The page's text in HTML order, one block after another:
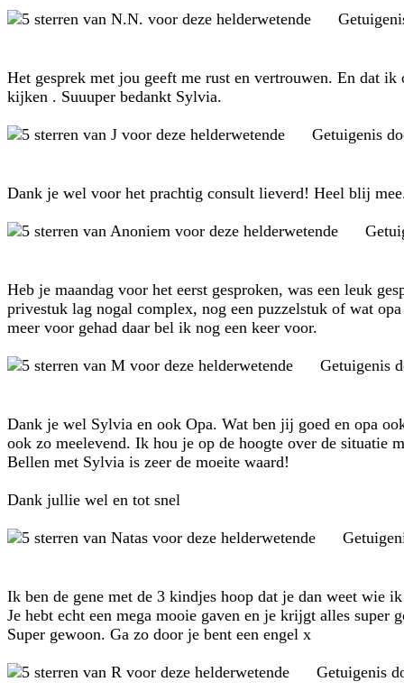
Het gesprek met jou geeft me rust en vertrouwen. En dat
kijken . Suuuper bedankt Sylvia.
Getuigenis
Dank je wel voor het prachtig consult lieverd! Heel blij
Heb je maandag voor het eerst gesproken, was een leuk
privestuk lag nogal complex, nog een puzzelstuk of wat
meer voor gehad daar bel ik nog een keer voor.
Getuigenis
Dank je wel Sylvia en ook Opa. Wat ben jij goed en opa
ook zo meelevend. Ik hou je op de hoogte over de situatie
Bellen met Sylvia is zeer de moeite waard!
Dank jullie wel en tot snel
Ik ben de gene met de 3 kindjes hoop dat je dan weet wie
Je hebt echt een mega mooie gaven en je krijgt alles
Super gewoon. Ga zo door je bent een engel x
Getuigenis